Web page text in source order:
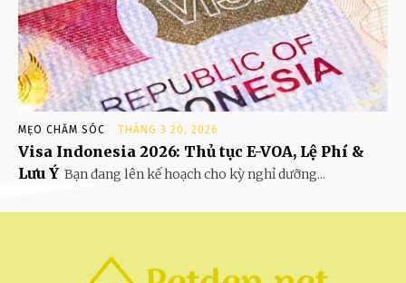
MẸO CHĂM SÓC THÁNG 3 20, 2026
Visa Indonesia 2026: Thủ tục E-VOA, Lệ Phí &
Lưu Ý Bạn đang lên kế hoạch cho kỳ nghỉ dưỡng...